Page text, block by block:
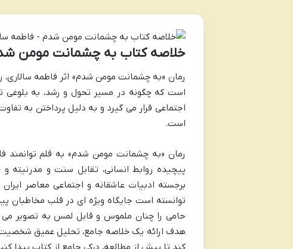
خلاصه کتاب به چشمانت مومن
رمان «به چشمانت مومن شدم» اثر فاطمه سالاری،
است که چگونه در مسیر تحول و رشد، به بلوغی
اجتماعی قرار می گیرد و به دلیل پرداختن به
است.
رمان «به چشمانت مومن شدم» به قلم توانمند
پیچیده روابط انسانی، تقابل سنت و
برجسته ادبیات عاشقانه و اجتماعی معاصر
توانسته است جایگاه ویژه ای در قلب مخاطبان
حامی را چنان ملموس و قابل لمس به تصویر می
هدف ارائه یک خلاصه جامع، تحلیل عمیق